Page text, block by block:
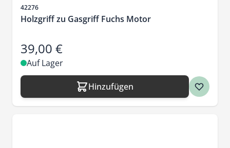
Artikelnr.
42276
Holzgriff zu Gasgriff Fuchs Motor
39,00 €
Auf Lager
Hinzufügen